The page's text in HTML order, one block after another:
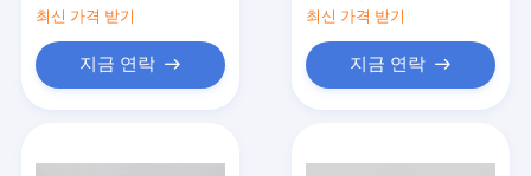
최신 가격 받기
지금 연락
최신 가격 받기
지금 연락